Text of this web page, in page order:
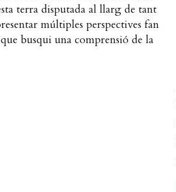
terra disputada al llarg de tant
múltiples perspectives fan
busqui una comprensió de la